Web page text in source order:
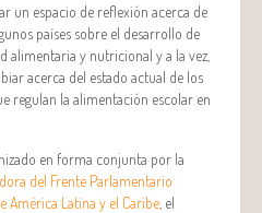
un espacio de reflexión acerca de
países sobre el desarrollo de
alimentaria y nutricional y a la vez,
acerca del estado actual de los
regulan la alimentación escolar en
en forma conjunta por la
del Frente Parlamentario
América Latina y el Caribe , el